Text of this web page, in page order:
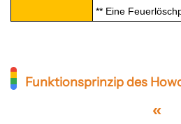
** Eine
Funktionsprinzip des
«